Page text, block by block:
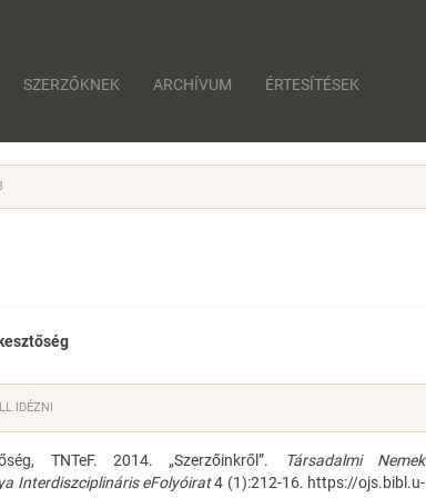
SZERZŐKNEK ARCHÍVUM ÉRTESÍTÉSEK
IDÉZNI
TNTeF. 2014. „Szerzőinkről”.
Társadalmi Nemek
Interdiszciplináris eFolyóirat4 (1):212-16. https://ojs.bibl.u-